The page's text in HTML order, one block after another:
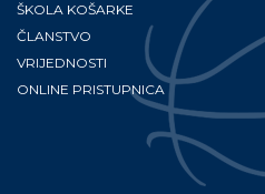
ŠKOLA KOŠARKE
ČLANSTVO
VRIJEDNOSTI
ONLINE PRISTUPNICA